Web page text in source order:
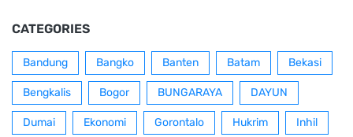
CATEGORIES
Bandung Bangko Banten Batam Bekasi
Bengkalis Bogor BUNGARAYA DAYUN
Dumai Ekonomi Gorontalo Hukrim Inhil